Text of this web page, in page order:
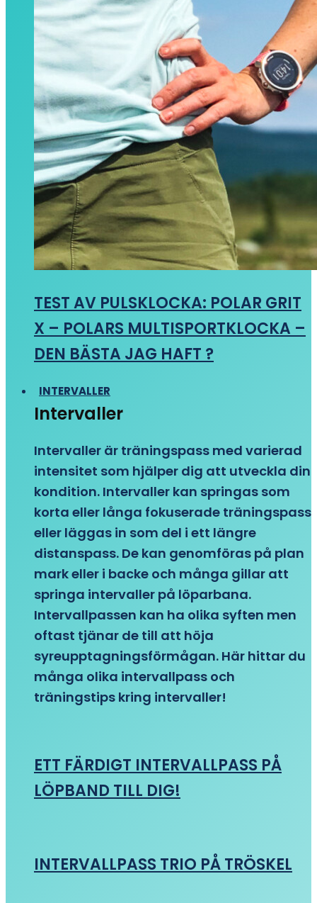
TEST AV PULSKLOCKA: POLAR GRIT
X – POLARS MULTISPORTKLOCKA –
DEN BÄSTA JAG HAFT ?
INTERVALLER
Intervaller
Intervaller är träningspass med varierad
intensitet som hjälper dig att utveckla din
kondition. Intervaller kan springas som
korta eller långa fokuserade träningspass
eller läggas in som del i ett längre
distanspass. De kan genomföras på plan
mark eller i backe och många gillar att
springa intervaller på löparbana.
Intervallpassen kan ha olika syften men
oftast tjänar de till att höja
syreupptagningsförmågan. Här hittar du
många olika intervallpass och
träningstips kring intervaller!
ETT FÄRDIGT INTERVALLPASS PÅ
LÖPBAND TILL DIG!
INTERVALLPASS TRIO PÅ TRÖSKEL